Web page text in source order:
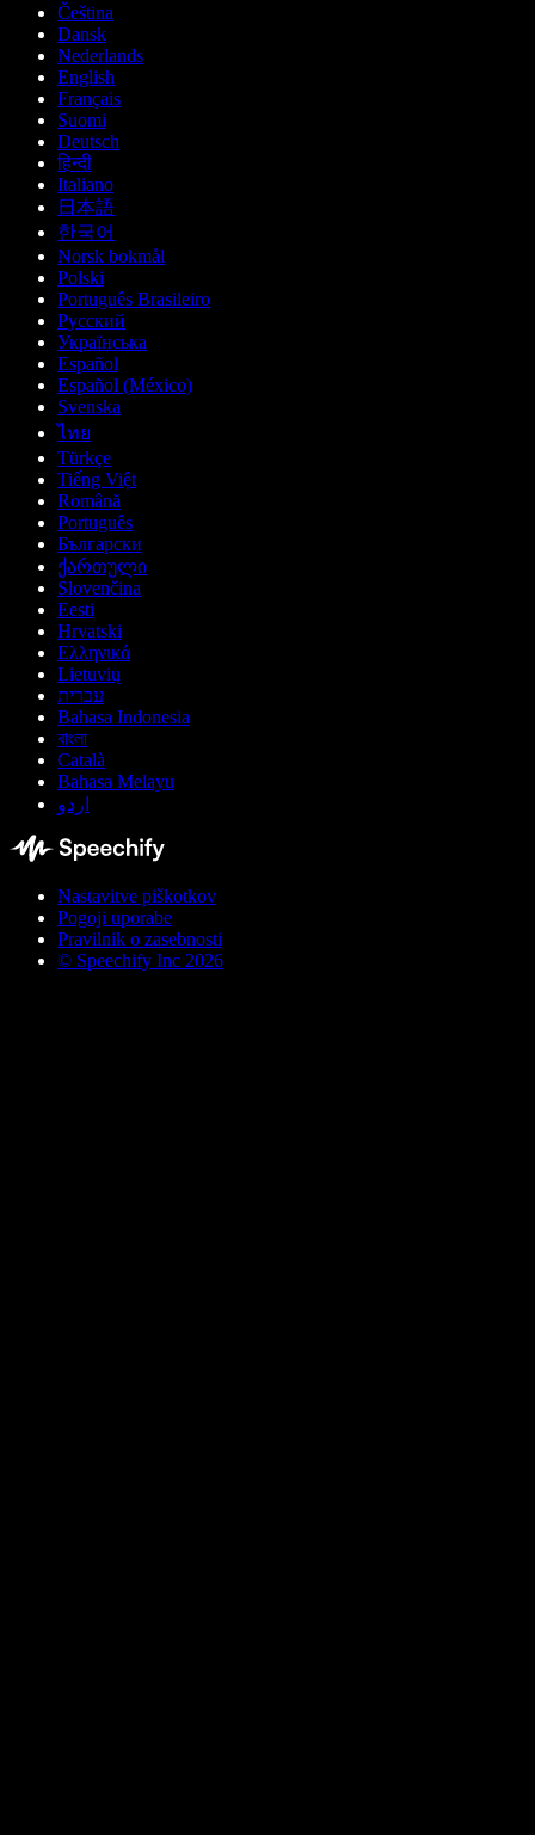
Čeština
Dansk
Nederlands
English
Français
Suomi
Deutsch
हिन्दी
Italiano
日本語
한국어
Norsk bokmål
Polski
Português Brasileiro
Русский
Українська
Español
Español (México)
Svenska
ไทย
Türkçe
Tiếng Việt
Română
Português
Български
ქართული
Slovenčina
Eesti
Hrvatski
Ελληνικά
Lietuvių
עברית
Bahasa Indonesia
বাংলা
Català
Bahasa Melayu
اردو
Nastavitve piškotkov
Pogoji uporabe
Pravilnik o zasebnosti
© Speechify Inc 2026